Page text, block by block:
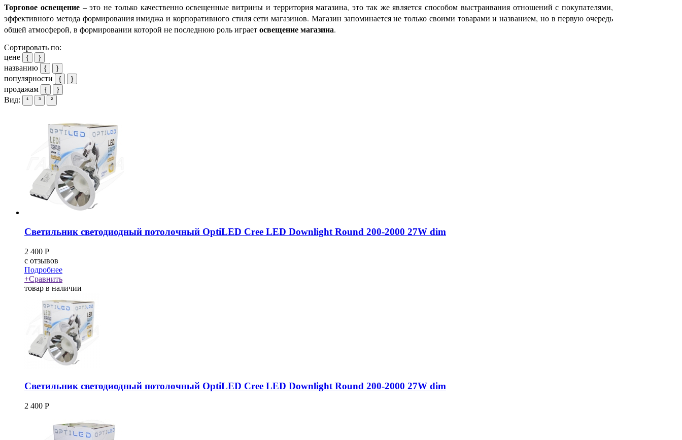
Торговое освещение– это не только качественно освещенные витрины и территория магазина, это так же является способом выстраивания отношений с покупателями,
эффективного метода формирования имиджа и корпоративного стиля сети магазинов. Магазин запоминается не только своими товарами и названием, но в первую очередь
общей атмосферой, в формировании которой не последнюю роль играетосвещение магазина.
Сортировать по:
цене
{ }
названию { }
популярности { }
продажам { }
Вид: ¹ ³ ²
Светильник светодиодный потолочный OptiLED Cree LED Downlight Round 200-2000 27W dim
2 400 Р
c отзывов
Подробнее
+Сравнить
товар в наличии
Светильник светодиодный потолочный OptiLED Cree LED Downlight Round 200-2000 27W dim
2 400 Р